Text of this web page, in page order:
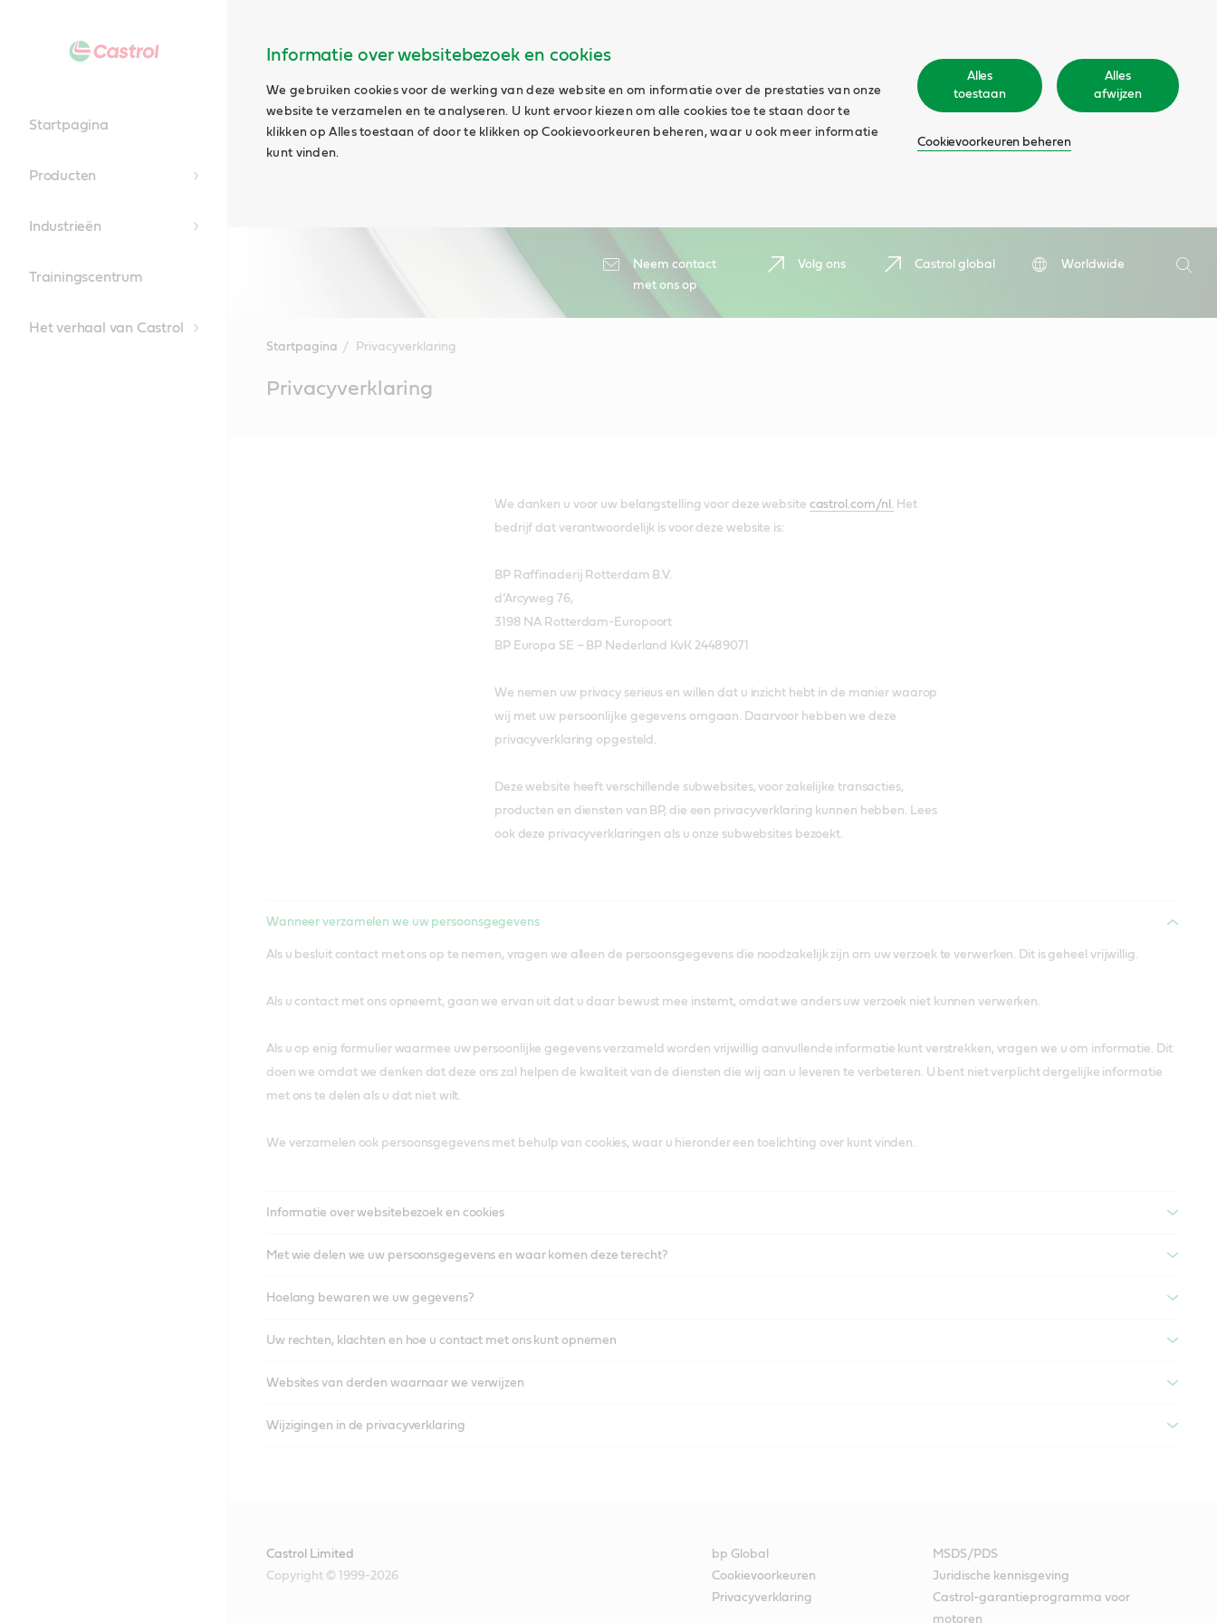
Informatie over websitebezoek en cookies
We gebruiken cookies voor de werking van deze website en om informatie over de prestaties van onze
website te verzamelen en te analyseren. U kunt ervoor kiezen om alle cookies toe te staan door te
klikken op Alles toestaan of door te klikken op Cookievoorkeuren beheren, waar u ook meer informatie
kunt vinden.
Alles
toestaan
Alles
afwijzen
Cookievoorkeuren beheren
Neem contact
met ons op
Volg ons Castrol global
Worldwide
Zoeken
Startpagina
Producten
Industrieën
Trainingscentrum
Het verhaal van Castrol
Startpagina Privacyverklaring
ContentPrivacyverklaring
We danken u voor uw belangstelling voor deze website castrol.com/nl. Het
bedrijf dat verantwoordelijk is voor deze website is:
BP Raffinaderij Rotterdam B.V.
d’Arcyweg 76,
3198 NA Rotterdam-Europoort
BP Europa SE – BP Nederland KvK 24489071
We nemen uw privacy serieus en willen dat u inzicht hebt in de manier waarop
wij met uw persoonlijke gegevens omgaan. Daarvoor hebben we deze
privacyverklaring opgesteld.
Deze website heeft verschillende subwebsites, voor zakelijke transacties,
producten en diensten van BP, die een privacyverklaring kunnen hebben. Lees
ook deze privacyverklaringen als u onze subwebsites bezoekt.
Wanneer verzamelen we uw persoonsgegevens
Als u besluit contact met ons op te nemen, vragen we alleen de persoonsgegevens die noodzakelijk zijn om uw verzoek te verwerken. Dit is geheel vrijwillig.
Als u contact met ons opneemt, gaan we ervan uit dat u daar bewust mee instemt, omdat we anders uw verzoek niet kunnen verwerken.
Als u op enig formulier waarmee uw persoonlijke gegevens verzameld worden vrijwillig aanvullende informatie kunt verstrekken, vragen we u om informatie. Dit
doen we omdat we denken dat deze ons zal helpen de kwaliteit van de diensten die wij aan u leveren te verbeteren. U bent niet verplicht dergelijke informatie
met ons te delen als u dat niet wilt.
We verzamelen ook persoonsgegevens met behulp van cookies, waar u hieronder een toelichting over kunt vinden.
Informatie over websitebezoek en cookies
Met wie delen we uw persoonsgegevens en waar komen deze terecht?
Hoelang bewaren we uw gegevens?
Uw rechten, klachten en hoe u contact met ons kunt opnemen
Websites van derden waarnaar we verwijzen
Wijzigingen in de privacyverklaring
Castrol Limited
Copyright © 1999-2026
bp Global
MSDS/PDS
Cookievoorkeuren
Juridische kennisgeving
Privacyverklaring
Castrol-garantieprogramma voor
motoren